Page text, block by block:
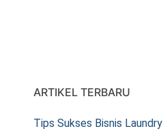
ARTIKEL TERBARU
Tips Sukses Bisnis Laundry